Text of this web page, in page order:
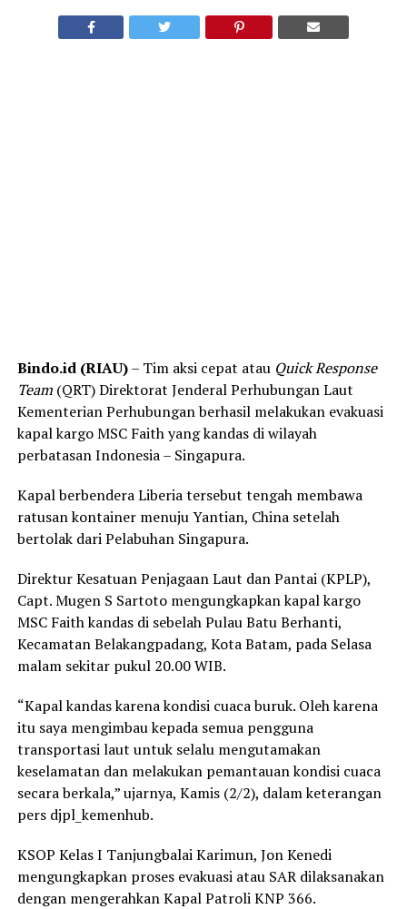
Bindo.id (RIAU)– Tim aksi cepat atau Quick Response
Team(QRT) Direktorat Jenderal Perhubungan Laut
Kementerian Perhubungan berhasil melakukan evakuasi
kapal kargo MSC Faith yang kandas di wilayah
perbatasan Indonesia – Singapura.
Kapal berbendera Liberia tersebut tengah membawa
ratusan kontainer menuju Yantian, China setelah
bertolak dari Pelabuhan Singapura.
Direktur Kesatuan Penjagaan Laut dan Pantai (KPLP),
Capt. Mugen S Sartoto mengungkapkan kapal kargo
MSC Faith kandas di sebelah Pulau Batu Berhanti,
Kecamatan Belakangpadang, Kota Batam, pada Selasa
malam sekitar pukul 20.00 WIB.
“Kapal kandas karena kondisi cuaca buruk. Oleh karena
itu saya mengimbau kepada semua pengguna
transportasi laut untuk selalu mengutamakan
keselamatan dan melakukan pemantauan kondisi cuaca
secara berkala,” ujarnya, Kamis (2/2), dalam keterangan
pers djpl_kemenhub.
KSOP Kelas I Tanjungbalai Karimun, Jon Kenedi
mengungkapkan proses evakuasi atau SAR dilaksanakan
dengan mengerahkan Kapal Patroli KNP 366.